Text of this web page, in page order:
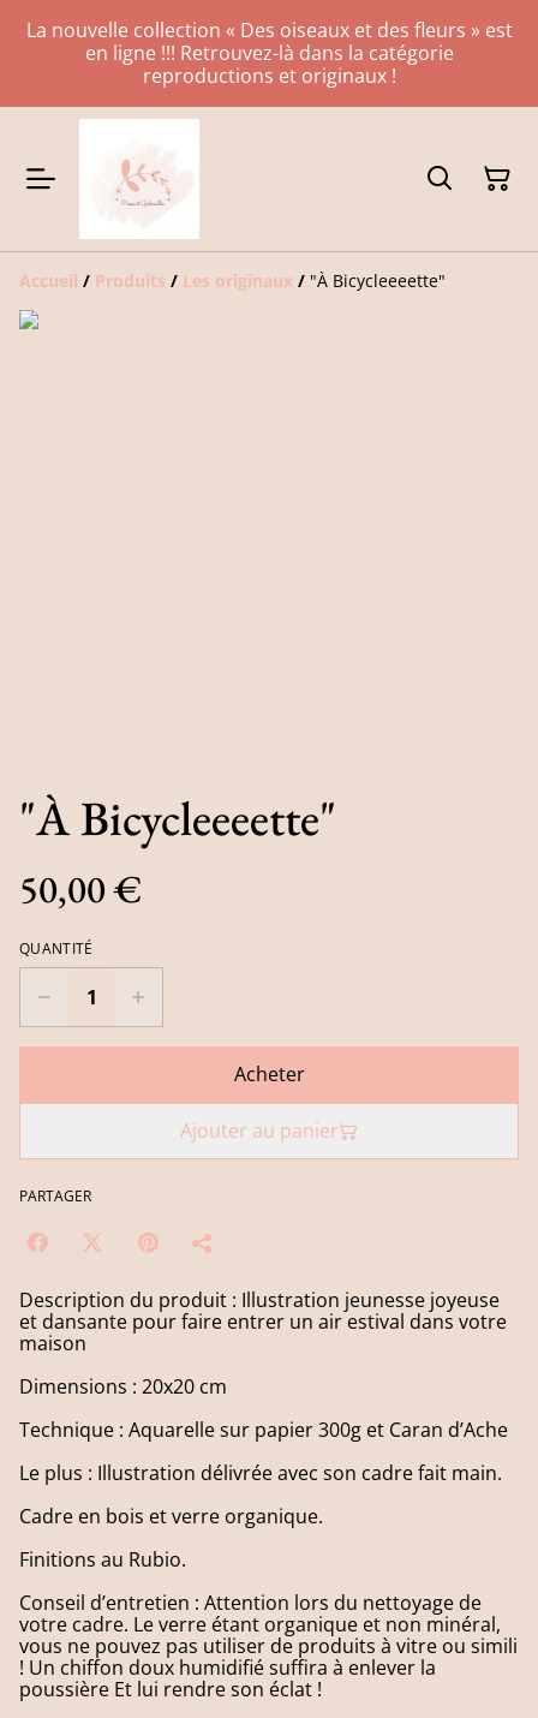
La nouvelle collection « Des oiseaux et des fleurs » est
en ligne !!! Retrouvez-là dans la catégorie
reproductions et originaux !
Accueil / Produits / Les originaux / "À Bicycleeeette"
"À Bicycleeeette"
50,00 €
QUANTITÉ
Acheter
Ajouter au panier
PARTAGER
Description du produit : Illustration jeunesse joyeuse
et dansante pour faire entrer un air estival dans votre
maison
Dimensions : 20x20 cm
Technique : Aquarelle sur papier 300g et Caran d’Ache
Le plus : Illustration délivrée avec son cadre fait main.
Cadre en bois et verre organique.
Finitions au Rubio.
Conseil d’entretien : Attention lors du nettoyage de
votre cadre. Le verre étant organique et non minéral,
vous ne pouvez pas utiliser de produits à vitre ou simili
! Un chiffon doux humidifié suffira à enlever la
poussière Et lui rendre son éclat !